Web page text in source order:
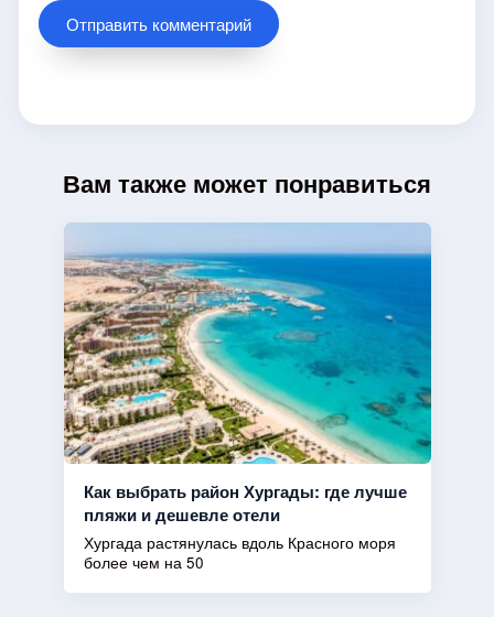
Вам также может понравиться
Как выбрать район Хургады: где лучше
пляжи и дешевле отели
Хургада растянулась вдоль Красного моря
более чем на 50